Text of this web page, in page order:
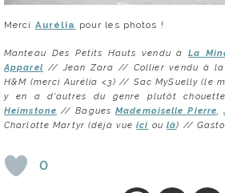
Merci Aurélia pour les photos !
Manteau Des Petits Hauts vendu àLa
Apparel // Jean Zara // Collier vendu à
H&M (merci Aurélia <3) // Sac MySuelly (le
y en a d’autres du genre plutôt
Heimstone // BaguesMademoiselle Pierre,
Charlotte Martyr (déjà vueici oulà) //
0